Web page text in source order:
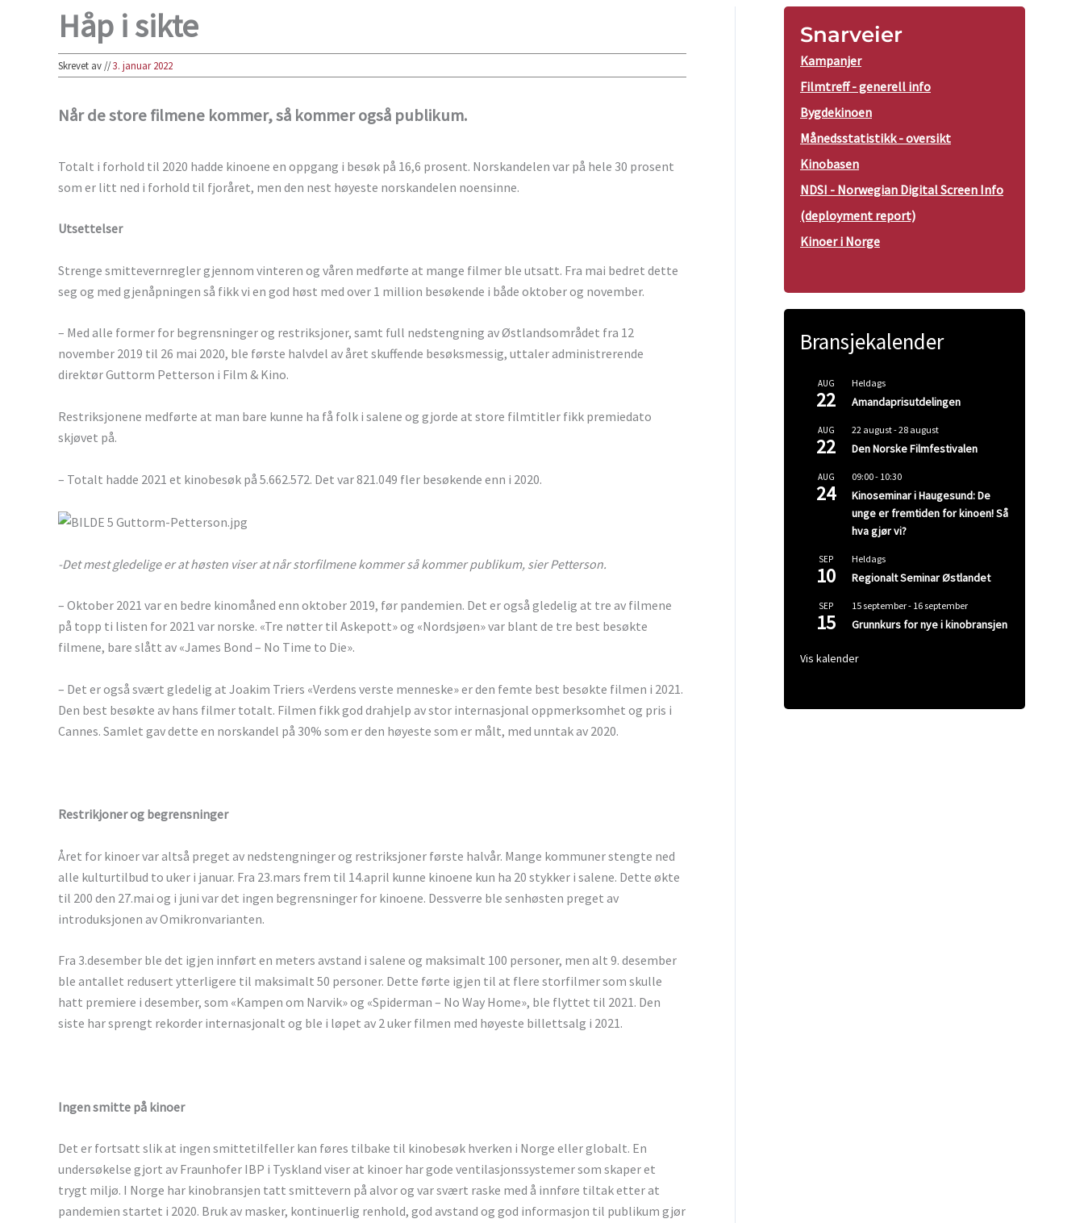
Håp i sikte
Skrevet av//3. januar 2022
Når de store filmene kommer, så kommer også publikum.
Totalt i forhold til 2020 hadde kinoene en oppgang i besøk på 16,6 prosent. Norskandelen var på hele 30 prosent
som er litt ned i forhold til fjoråret, men den nest høyeste norskandelen noensinne.
Utsettelser
Strenge smittevernregler gjennom vinteren og våren medførte at mange filmer ble utsatt. Fra mai bedret dette
seg og med gjenåpningen så fikk vi en god høst med over 1 million besøkende i både oktober og november.
– Med alle former for begrensninger og restriksjoner, samt full nedstengning av Østlandsområdet fra 12
november 2019 til 26 mai 2020, ble første halvdel av året skuffende besøksmessig, uttaler administrerende
direktør Guttorm Petterson i Film & Kino.
Restriksjonene medførte at man bare kunne ha få folk i salene og gjorde at store filmtitler fikk premiedato
skjøvet på.
– Totalt hadde 2021 et kinobesøk på 5.662.572. Det var 821.049 fler besøkende enn i 2020.
-Det mest gledelige er at høsten viser at når storfilmene kommer så kommer publikum, sier Petterson.
– Oktober 2021 var en bedre kinomåned enn oktober 2019, før pandemien. Det er også gledelig at tre av filmene
på topp ti listen for 2021 var norske. «Tre nøtter til Askepott» og «Nordsjøen» var blant de tre best besøkte
filmene, bare slått av «James Bond – No Time to Die».
– Det er også svært gledelig at Joakim Triers «Verdens verste menneske» er den femte best besøkte filmen i 2021.
Den best besøkte av hans filmer totalt. Filmen fikk god drahjelp av stor internasjonal oppmerksomhet og pris i
Cannes. Samlet gav dette en norskandel på 30% som er den høyeste som er målt, med unntak av 2020.
Restrikjoner og begrensninger
Året for kinoer var altså preget av nedstengninger og restriksjoner første halvår. Mange kommuner stengte ned
alle kulturtilbud to uker i januar. Fra 23.mars frem til 14.april kunne kinoene kun ha 20 stykker i salene. Dette økte
til 200 den 27.mai og i juni var det ingen begrensninger for kinoene. Dessverre ble senhøsten preget av
introduksjonen av Omikronvarianten.
Fra 3.desember ble det igjen innført en meters avstand i salene og maksimalt 100 personer, men alt 9. desember
ble antallet redusert ytterligere til maksimalt 50 personer. Dette førte igjen til at flere storfilmer som skulle
hatt premiere i desember, som «Kampen om Narvik» og «Spiderman – No Way Home», ble flyttet til 2021. Den
siste har sprengt rekorder internasjonalt og ble i løpet av 2 uker filmen med høyeste billettsalg i 2021.
Ingen smitte på kinoer
Det er fortsatt slik at ingen smittetilfeller kan føres tilbake til kinobesøk hverken i Norge eller globalt. En
undersøkelse gjort av Fraunhofer IBP i Tyskland viser at kinoer har gode ventilasjonssystemer som skaper et
trygt miljø. I Norge har kinobransjen tatt smittevern på alvor og var svært raske med å innføre tiltak etter at
pandemien startet i 2020. Bruk av masker, kontinuerlig renhold, god avstand og god informasjon til publikum gjør
Snarveier
Kampanjer
Filmtreff - generell info
Bygdekinoen
Månedsstatistikk - oversikt
Kinobasen
NDSI - Norwegian Digital Screen Info
(deployment report)
Kinoer i Norge
Bransjekalender
AUG
22
Heldags
Amandaprisutdelingen
AUG
22
22 august-28 august
Den Norske Filmfestivalen
AUG
24
09:00- 10:30
Kinoseminar i Haugesund: De
unge er fremtiden for kinoen! Så
hva gjør vi?
SEP
10
Heldags
Regionalt Seminar Østlandet
SEP
15
15 september- 16 september
Grunnkurs for nye i kinobransjen
Vis kalender